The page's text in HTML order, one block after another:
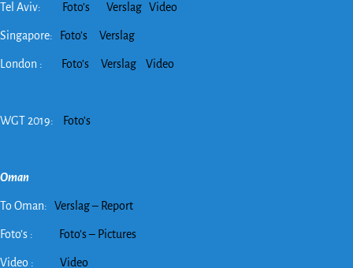
Tel Aviv: Foto’s Verslag Video
Singapore: Foto’s Verslag
London : Foto’s Verslag Video
WGT 2019: Foto’s
Oman
To Oman: Verslag – Report
Foto’s : Foto’s – Pictures
Video : Video